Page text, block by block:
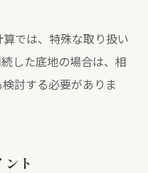
算では、特殊な取り扱い
した底地の場合は、相
討する必要がありま
ト